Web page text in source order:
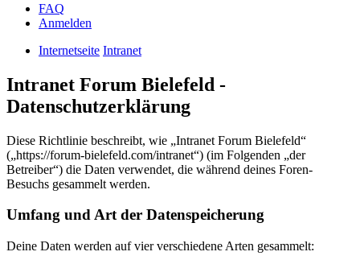
FAQ
Anmelden
Internetseite Intranet
Intranet Forum Bielefeld -
Datenschutzerklärung
Diese Richtlinie beschreibt, wie „Intranet Forum Bielefeld“
(„https://forum-bielefeld.com/intranet“) (im Folgenden „der
Betreiber“) die Daten verwendet, die während deines Foren-
Besuchs gesammelt werden.
Umfang und Art der Datenspeicherung
Deine Daten werden auf vier verschiedene Arten gesammelt: